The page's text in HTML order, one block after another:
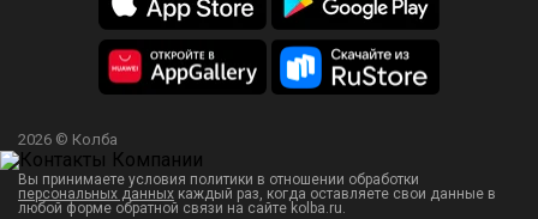
2026 © Колба
Вы принимаете условия политики в отношении обработки
персональных данных каждый раз, когда оставляете свои данные в
любой форме обратной связи на сайте kolba.ru.